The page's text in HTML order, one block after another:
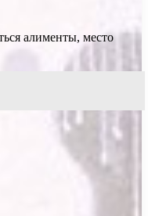
алименты, место